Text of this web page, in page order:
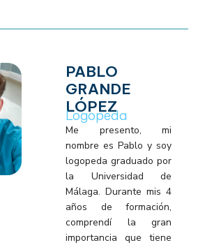
PABLO
GRANDE
LÓPEZ
Logopeda
Me presento, mi
nombre es Pablo y soy
logopeda graduado por
la Universidad de
Málaga. Durante mis 4
años de formación,
comprendí la gran
importancia que tiene